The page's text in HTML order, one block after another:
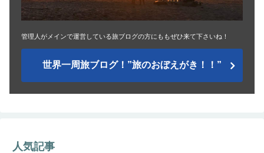
管理人がメインで運営している旅ブログの方にももぜひ来て下さいね！
世界一周旅ブログ！”旅のおぼえがき！！”
人気記事